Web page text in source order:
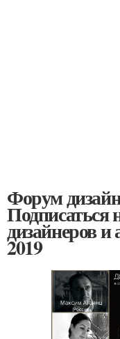
Форум
Подписаться
дизайнеров
2019